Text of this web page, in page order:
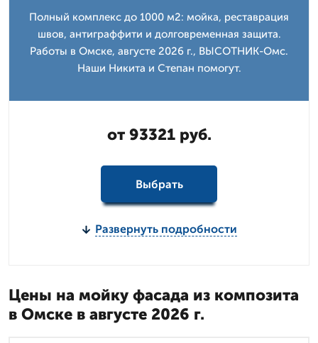
Полный комплекс до 1000 м2: мойка, реставрация
швов, антиграффити и долговременная защита.
Работы в Омске, августе 2026 г., ВЫСОТНИК-Омс.
Наши Никита и Степан помогут.
от 93321 руб.
Выбрать
Развернуть подробности
Цены на мойку фасада из композита
в Омске в августе 2026 г.